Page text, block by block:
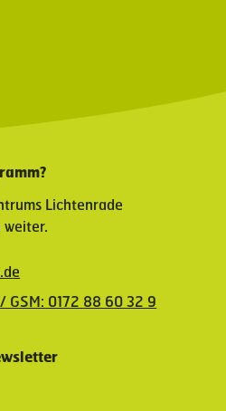
Lichtenrade
GSM: 0172 88 60 32 9